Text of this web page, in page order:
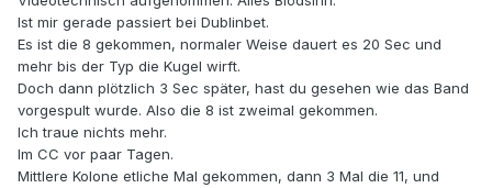
Ist mir gerade passiert bei Dublinbet.
Es ist die 8 gekommen, normaler Weise dauert es 20 Sec und
mehr bis der Typ die Kugel wirft.
Doch dann plötzlich 3 Sec später, hast du gesehen wie das Band
vorgespult wurde. Also die 8 ist zweimal gekommen.
Ich traue nichts mehr.
Im CC vor paar Tagen.
Mittlere Kolone etliche Mal gekommen, dann 3 Mal die 11, und